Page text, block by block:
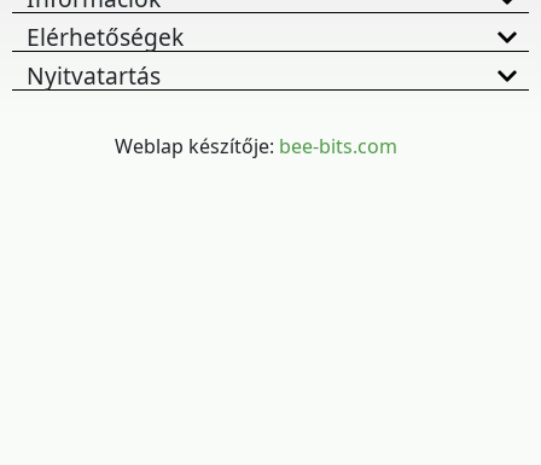
Elérhetőségek
Nyitvatartás
Weblap készítője: bee-bits.com